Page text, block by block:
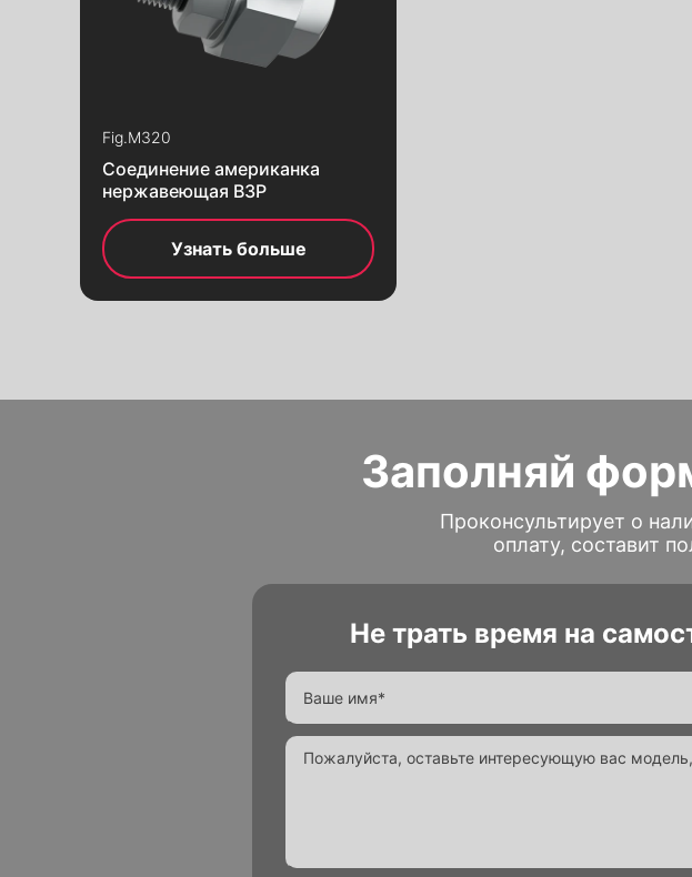
Fig.M320
Соединение американка
нержавеющая ВЗР
Узнать больше
Заполняй
Проконсультирует о
оплату, составит
Не трать время на